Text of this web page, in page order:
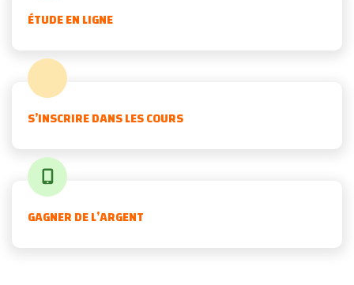
ÉTUDE EN LIGNE
S’INSCRIRE DANS LES COURS
GAGNER DE L’ARGENT